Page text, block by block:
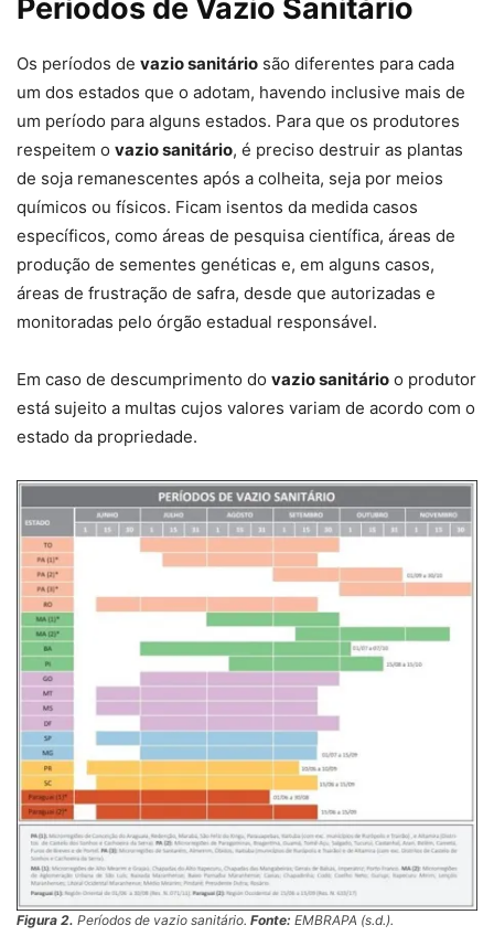
Períodos de Vazio Sanitário
Os períodos de vazio sanitário são diferentes para cada
um dos estados que o adotam, havendo inclusive mais de
um período para alguns estados. Para que os produtores
respeitem o vazio sanitário, é preciso destruir as plantas
de soja remanescentes após a colheita, seja por meios
químicos ou físicos. Ficam isentos da medida casos
específicos, como áreas de pesquisa científica, áreas de
produção de sementes genéticas e, em alguns casos,
áreas de frustração de safra, desde que autorizadas e
monitoradas pelo órgão estadual responsável.
Em caso de descumprimento do vazio sanitário o produtor
está sujeito a multas cujos valores variam de acordo com o
estado da propriedade.
Figura 2. Períodos de vazio sanitário. Fonte: EMBRAPA (s.d.).